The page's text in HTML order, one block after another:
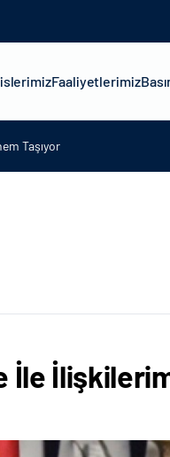
Faaliyetlerimiz
Taşıyor
İle